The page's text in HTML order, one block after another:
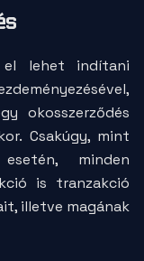
lehet indítani
okosszerződés
Csakúgy, mint
minden
is tranzakció
illetve magának